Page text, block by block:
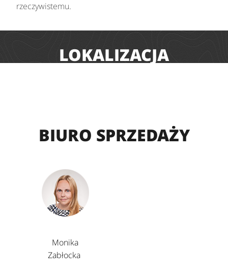
rzeczywistemu.
LOKALIZACJA
BIURO SPRZEDAŻY
Monika
Zabłocka